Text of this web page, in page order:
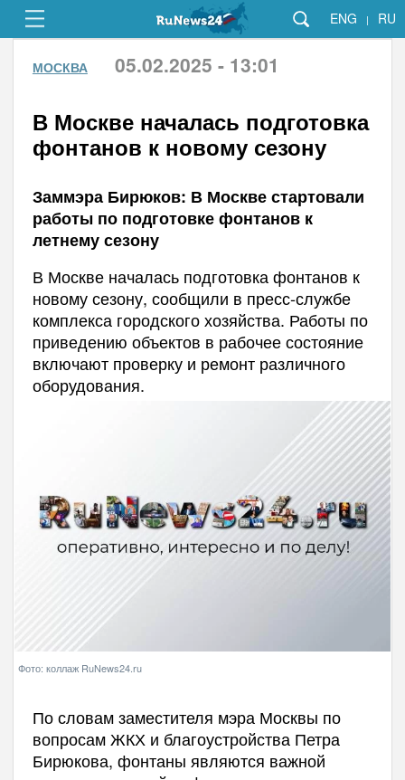
ENG | RU
МОСКВА 05.02.2025 - 13:01
В Москве началась подготовка
фонтанов к новому сезону
Заммэра Бирюков: В Москве стартовали
работы по подготовке фонтанов к
летнему сезону
В Москве началась подготовка фонтанов к
новому сезону, сообщили в пресс-службе
комплекса городского хозяйства. Работы по
приведению объектов в рабочее состояние
включают проверку и ремонт различного
оборудования.
Фото: коллаж RuNews24.ru
По словам заместителя мэра Москвы по
вопросам ЖКХ и благоустройства Петра
Бирюкова, фонтаны являются важной